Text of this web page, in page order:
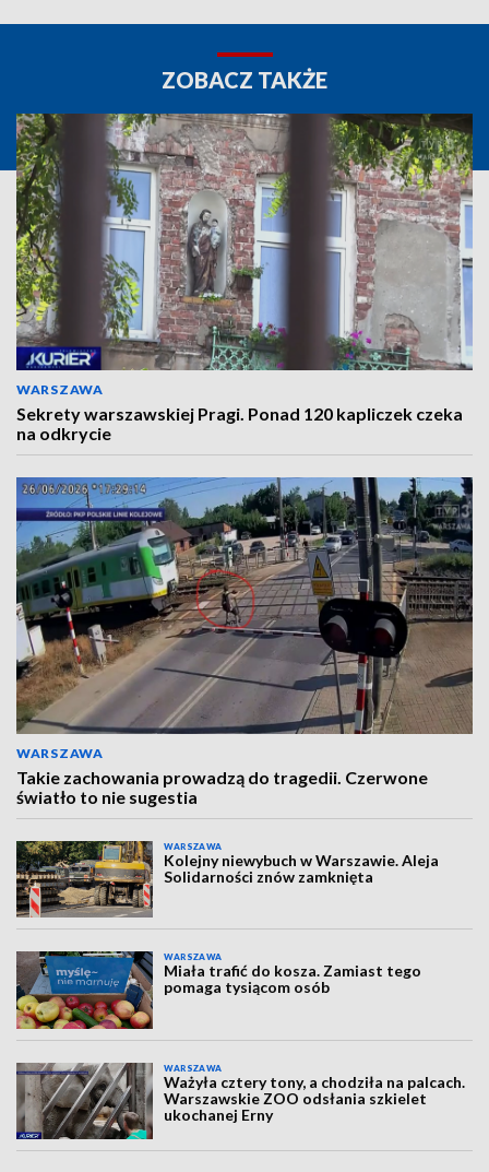
ZOBACZ TAKŻE
WARSZAWA
Sekrety warszawskiej Pragi. Ponad 120 kapliczek czeka
na odkrycie
WARSZAWA
Takie zachowania prowadzą do tragedii. Czerwone
światło to nie sugestia
WARSZAWA
Kolejny niewybuch w Warszawie. Aleja
Solidarności znów zamknięta
WARSZAWA
Miała trafić do kosza. Zamiast tego
pomaga tysiącom osób
WARSZAWA
Ważyła cztery tony, a chodziła na palcach.
Warszawskie ZOO odsłania szkielet
ukochanej Erny